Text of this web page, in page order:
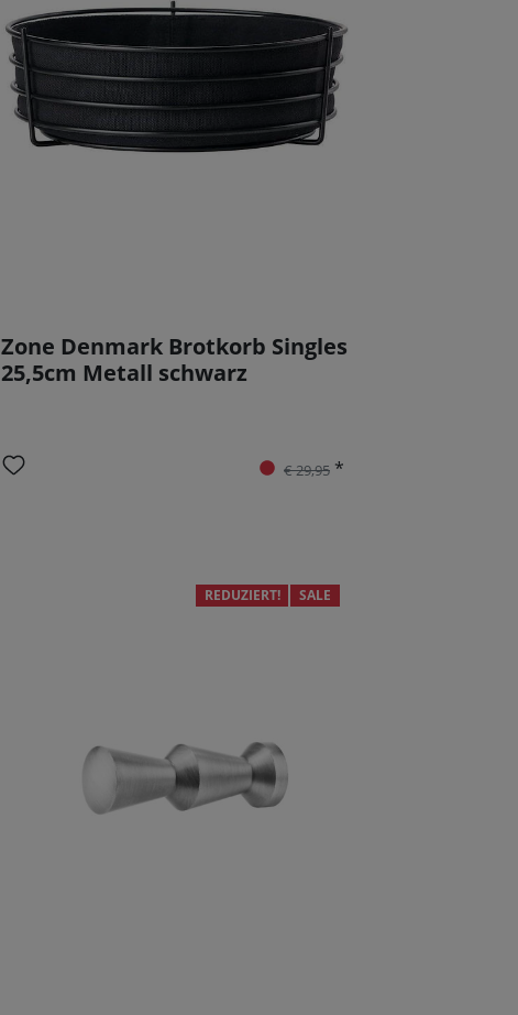
Zone Denmark Brotkorb Singles
25,5cm Metall schwarz
€ 29,95 *
REDUZIERT! SALE